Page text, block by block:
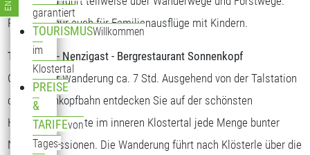
garantiert
TOURISMUSWillkommen
im
Klostertal
PREISE
&
TARIFEvon
Tages-
Perfekte Tour auch für Familienausflüge mit Kindern.
Talstation - Nenzigast - Bergrestaurant Sonnenkopf
Gehzeit der Wanderung ca. 7 Std. Ausgehend von der Talstation
der Sonnenkopfbahn entdecken Sie auf der schönsten
Höhenwanderroute im inneren Klostertal jede Menge bunter
Naturimpressionen. Die Wanderung führt nach Klösterle über die